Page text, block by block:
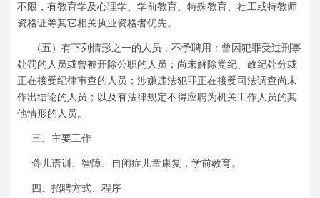
不限，有教育学及心理学、学前教育、特殊教育、社工或持教师
资格证等其它相关执业资格者优先。
（五）有下列情形之一的人员，不予聘用：曾因犯罪受过刑事
处罚的人员或曾被开除公职的人员；尚未解除党纪、政纪处分或
正在接受纪律审查的人员；涉嫌违法犯罪正在接受司法调查尚未
作出结论的人员；以及有法律规定不得应聘为机关工作人员的其
他情形的人员。
三、主要工作
聋儿语训、智障、自闭症儿童康复，学前教育。
四、招聘方式、程序